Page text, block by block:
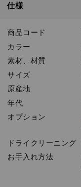
仕様
商品コード
カラー
素材、材質
サイズ
原産地
年代
オプション
ドライクリーニング
お手入れ方法